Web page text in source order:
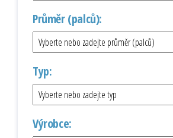
Průměr (palců):
Typ:
Výrobce: